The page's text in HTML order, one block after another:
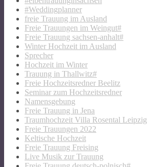
#Weddingplanner
freie Trauung im Ausland
Freie Trauungen im Weingut#
Freie Trauung sachsen-anhalt#
Winter Hochzeit im Ausland
Sprecher
Hochzeit im Winter
Trauung in Thallwitz#
Freie Hochzeitsredner Beelitz
Seminar zum Hochzeitsredner
Namensgebung
Freie Trauung in Jena
Traumhochzeit Villa Rosental Leipzig
Freie Trauungen 2022
Keltische Hochzeit
Freie Trauung Freising
Live Musik zur Trauung